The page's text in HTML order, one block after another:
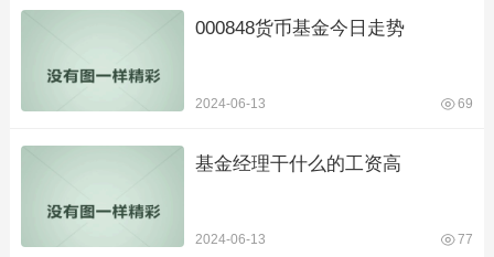
000848货币基金今日走势
2024-06-13 69
基金经理干什么的工资高
2024-06-13 77